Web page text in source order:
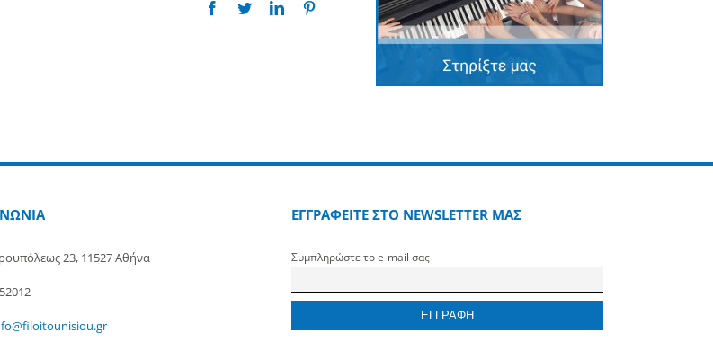
Facebook
TwitterLinkedin
23, 11527 Αθήνα
ΕΓΓΡΑΦΕΙΤΕ ΣΤΟ NEWSLETTER ΜΑΣ
Συμπληρώστε το e-mail σας